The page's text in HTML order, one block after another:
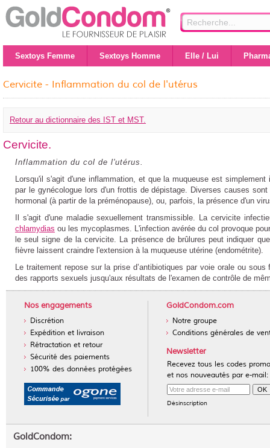
Sextoys Femme Sextoys Homme Elle / Lui
Cervicite - Inflammation du col de l'utérus
Retour au dictionnaire des IST et MST.
Cervicite.
Inflammation du col de l'utérus.
Lorsqu'il s'agit d'une inflammation, et que la muqueuse est
par le gynécologue lors d'un frottis de dépistage. Diverses causes
hormonal (à partir de la préménopause), ou, parfois, la présence d'un
Il s'agit d'une maladie sexuellement transmissible. Lacervicite
chlamydias ou les mycoplasmes. L'infection avérée du col provoque
le seul signe de la cervicite. La présence de brûlures peut indiquer
fièvre laissent craindre l'extension à la muqueuse utérine (endométrite).
Le traitement repose sur la prise d’antibiotiques par voie orale ou
des rapports sexuels jusqu'aux résultats de l'examen de contrôle de
Nos engagements
Discrétion
Expédition et livraison
Rétractation et retour
Sécurité des paiements
100% des données protégées
GoldCondom.com
Notre groupe
Conditions générales de
Newsletter
Recevez tous les codes
et nos nouveautés par e-mail:
Désinscription
GoldCondom: